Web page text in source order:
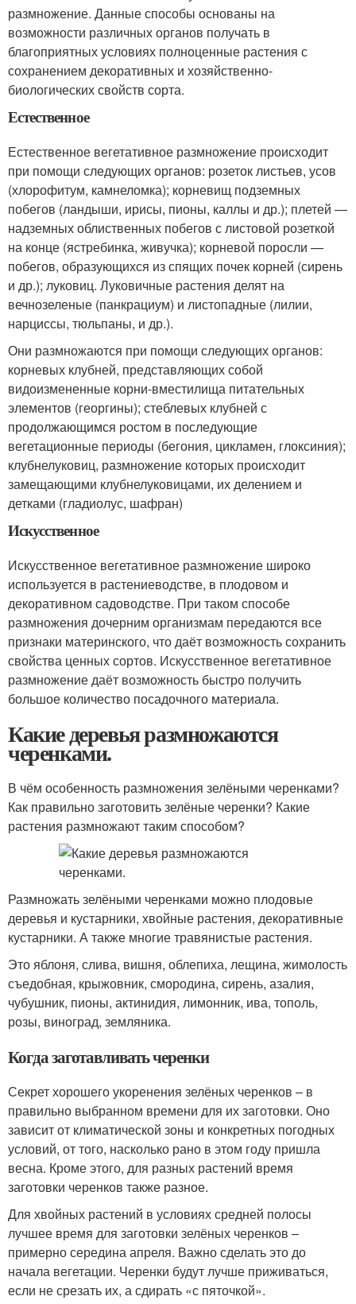
размножение. Данные способы основаны на
возможности различных органов получать в
благоприятных условиях полноценные растения с
сохранением декоративных и хозяйственно-
биологических свойств сорта.
Естественное
Естественное вегетативное размножение происходит
при помощи следующих органов: розеток листьев, усов
(хлорофитум, камнеломка); корневищ подземных
побегов (ландыши, ирисы, пионы, каллы и др.); плетей —
надземных облиственных побегов с листовой розеткой
на конце (ястребинка, живучка); корневой поросли —
побегов, образующихся из спящих почек корней (сирень
и др.); луковиц. Луковичные растения делят на
вечнозеленые (панкрациум) и листопадные (лилии,
нарциссы, тюльпаны, и др.).
Они размножаются при помощи следующих органов:
корневых клубней, представляющих собой
видоизмененные корни-вместилища питательных
элементов (георгины); стеблевых клубней с
продолжающимся ростом в последующие
вегетационные периоды (бегония, цикламен, глоксиния);
клубнелуковиц, размножение которых происходит
замещающими клубнелуковицами, их делением и
детками (гладиолус, шафран)
Искусственное
Искусственное вегетативное размножение широко
используется в растениеводстве, в плодовом и
декоративном садоводстве. При таком способе
размножения дочерним организмам передаются все
признаки материнского, что даёт возможность сохранить
свойства ценных сортов. Искусственное вегетативное
размножение даёт возможность быстро получить
большое количество посадочного материала.
Какие деревья размножаются
черенками.
В чём особенность размножения зелёными черенками?
Как правильно заготовить зелёные черенки? Какие
растения размножают таким способом?
Размножать зелёными черенками можно плодовые
деревья и кустарники, хвойные растения, декоративные
кустарники. А также многие травянистые растения.
Это яблоня, слива, вишня, облепиха, лещина, жимолость
съедобная, крыжовник, смородина, сирень, азалия,
чубушник, пионы, актинидия, лимонник, ива, тополь,
розы, виноград, земляника.
Когда заготавливать черенки
Секрет хорошего укоренения зелёных черенков – в
правильно выбранном времени для их заготовки. Оно
зависит от климатической зоны и конкретных погодных
условий, от того, насколько рано в этом году пришла
весна. Кроме этого, для разных растений время
заготовки черенков также разное.
Для хвойных растений в условиях средней полосы
лучшее время для заготовки зелёных черенков –
примерно середина апреля. Важно сделать это до
начала вегетации. Черенки будут лучше приживаться,
если не срезать их, а сдирать «с пяточкой».